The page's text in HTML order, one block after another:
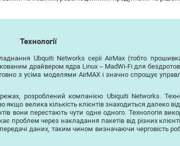
Технології
Ubquiti Networks серії AirMax (тобто
драйвером ядра Linux – MadWi-Fi для
з усіма моделями AirMAX і значно спрощує
розроблений компанією Ubiquiti Networks.
велика кількість клієнтів знаходиться далеко від
вони перестають чути одне одного. Технологія
проблем через накладання пакетів від різних
даних, таким чином визначаючи черговість